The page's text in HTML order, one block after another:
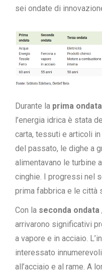
sei ondate di
Durante la prima ondata
l’energia idrica è stata
carta, tessuti e articoli
del passato, le dighe a
alimentavano le turbine
cinghie. I progressi nel
prima fabbrica e le città
Con la seconda ondata
arrivarono significativi
a vapore e in acciaio.
interessato
all’acciaio e al rame. A